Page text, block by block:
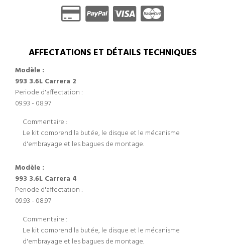
AFFECTATIONS ET DÉTAILS TECHNIQUES
Modèle :
993 3.6L Carrera 2
Periode d'affectation :
09.93 - 08.97
Commentaire :
Le kit comprend la butée, le disque et le mécanisme
d'embrayage et les bagues de montage.
Modèle :
993 3.6L Carrera 4
Periode d'affectation :
09.93 - 08.97
Commentaire :
Le kit comprend la butée, le disque et le mécanisme
d'embrayage et les bagues de montage.